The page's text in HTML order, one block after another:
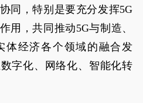
同，特别是要充分发挥5G
用，共同推动5G与制造、
体经济各个领域的融合发
字化、网络化、智能化转